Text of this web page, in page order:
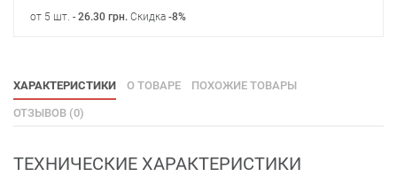
от 5 шт. - 26.30 грн. Скидка -8%
ХАРАКТЕРИСТИКИ О ТОВАРЕ ПОХОЖИЕ ТОВАРЫ
ОТЗЫВОВ (0)
ТЕХНИЧЕСКИЕ ХАРАКТЕРИСТИКИ